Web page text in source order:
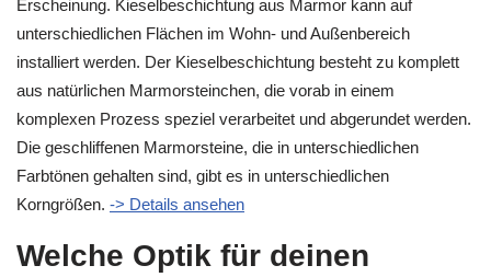
Erscheinung. Kieselbeschichtung aus Marmor kann auf
unterschiedlichen Flächen im Wohn- und Außenbereich
installiert werden. Der Kieselbeschichtung besteht zu komplett
aus natürlichen Marmorsteinchen, die vorab in einem
komplexen Prozess speziel verarbeitet und abgerundet werden.
Die geschliffenen Marmorsteine, die in unterschiedlichen
Farbtönen gehalten sind, gibt es in unterschiedlichen
Korngrößen. -> Details ansehen
Welche Optik für deinen